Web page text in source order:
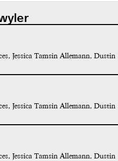
Jessica Tamsin Allemann, Dustin
Jessica Tamsin Allemann, Dustin
Jessica Tamsin Allemann, Dustin